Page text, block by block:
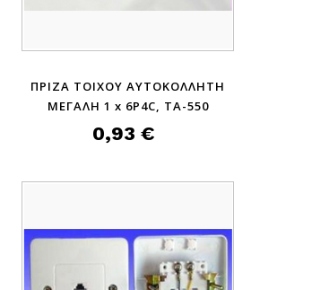
ΠΡΙΖΑ ΤΟΙΧΟΥ ΑΥΤΟΚΟΛΛΗΤΗ
ΜΕΓΑΛΗ 1 x 6P4C, TA-550
0,93 €